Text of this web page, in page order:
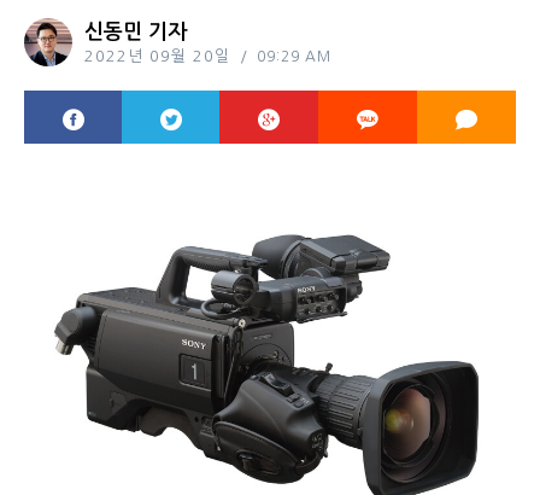
신동민 기자
2022년 09월 20일 09:29 AM